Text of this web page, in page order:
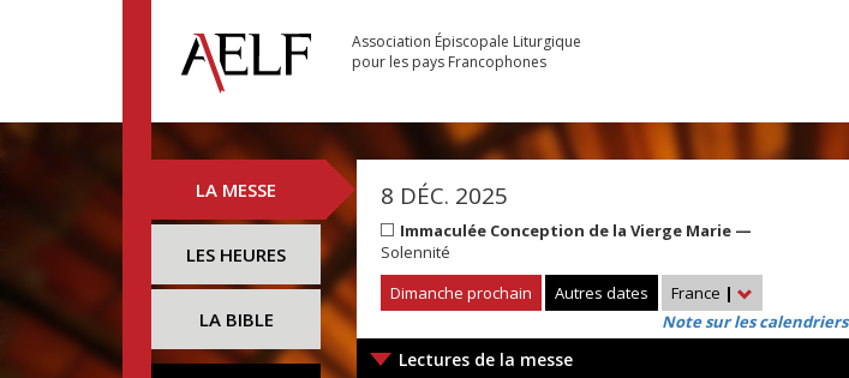
Association Épiscopale Liturgique
pour les pays Francophones
LA MESSE
LES HEURES
LA BIBLE
8 DÉC. 2025
Immaculée Conception de la Vierge Marie —
Solennité
Dimanche prochain
Autres dates France |
Note sur les calendriers
Lectures de la messe